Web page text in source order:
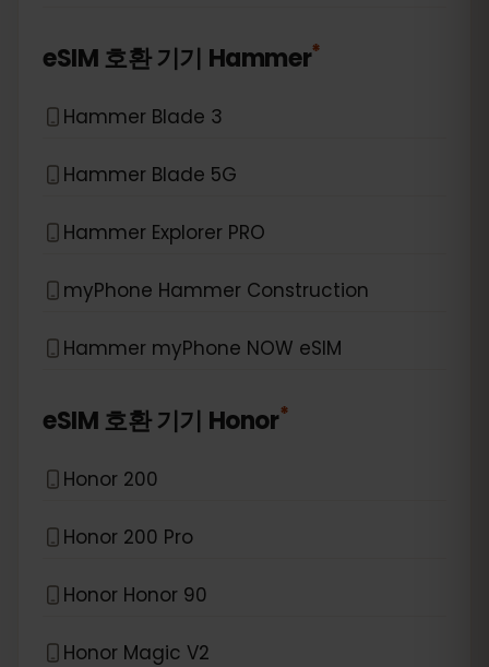
eSIM 호환 기기 Hammer*
Hammer Blade 3
Hammer Blade 5G
Hammer Explorer PRO
myPhone Hammer Construction
Hammer myPhone NOW eSIM
eSIM 호환 기기 Honor*
Honor 200
Honor 200 Pro
Honor Honor 90
Honor Magic V2